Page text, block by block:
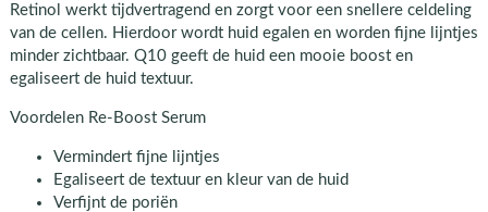
Retinol werkt tijdvertragend en zorgt voor een snellere celdeling
van de cellen. Hierdoor wordt huid egalen en worden fijne lijntjes
minder zichtbaar. Q10 geeft de huid een mooie boost en
egaliseert de huid textuur.
Voordelen Re-Boost Serum
Vermindert fijne lijntjes
Egaliseert de textuur en kleur van de huid
Verfijnt de poriën